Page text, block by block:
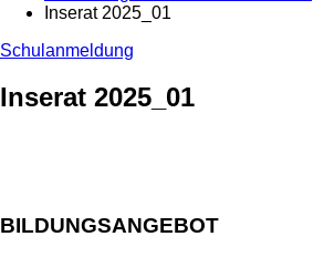
Inserat 2025_01
Schulanmeldung
Inserat 2025_01
BILDUNGSANGEBOT